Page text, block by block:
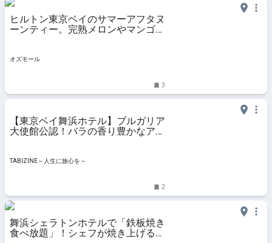
ヒルトン東京ベイのサマーアフタヌ
ーンティー。完熟メロンやマンゴ
オズモール
3
【東京ベイ舞浜ホテル】ブルガリア
大使館公認！バラの香り豊かなアフ
TABIZINE～人生に旅心を～
2
舞浜シェラトンホテルで「鉄板焼き
食べ放題」！シェフが焼き上げる骨